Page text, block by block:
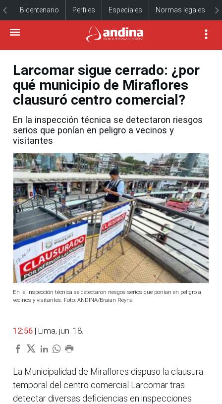
Bicentenario Perfiles Especiales Normas legales
Larcomar sigue cerrado: ¿por
qué municipio de Miraflores
clausuró centro comercial?
En la inspección técnica se detectaron riesgos
serios que ponían en peligro a vecinos y
visitantes
En la inspección técnica se detectaron riesgos serios que ponían en peligro a
vecinos y visitantes. Foto: ANDINA/Braian Reyna
12:56 | Lima, jun. 18.
La Municipalidad de Miraflores dispuso la clausura
temporal del centro comercial Larcomar tras
detectar diversas deficiencias en inspecciones